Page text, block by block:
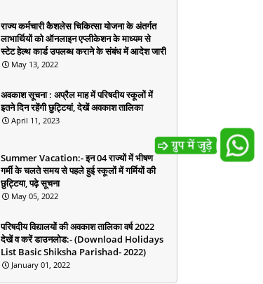
राज्य कर्मचारी कैशलेस चिकित्सा योजना के अंतर्गत
लाभार्थियों को ऑनलाइन एप्लीकेशन के माध्यम से
स्टेट हेल्थ कार्ड उपलब्ध कराने के संबंध में आदेश जारी
May 13, 2022
अवकाश सूचना : अप्रैल माह में परिषदीय स्कूलों में
इतने दिन रहेंगी छुट्टियां, देखें अवकाश तालिका
April 11, 2023
Summer Vacation:- इन 04 राज्यों में भीषण
गर्मी के चलते समय से पहले हुई स्कूलों में गर्मियों की
छुट्टिया, पढ़े सूचना
May 05, 2022
परिषदीय विद्यालयों की अवकाश तालिका वर्ष 2022
देखें व करें डाउनलोड:- (Download Holidays
List Basic Shiksha Parishad- 2022)
January 01, 2022